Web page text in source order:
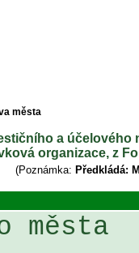
města
a
organizace, z
(Poznámka: Předkládá:
města